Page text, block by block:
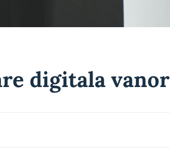
digitala vanor